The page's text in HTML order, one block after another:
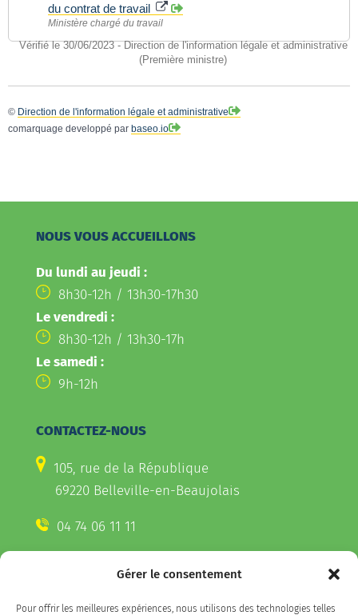
Gérer le consentement
Pour offrir les meilleures expériences, nous utilisons des technologies telles
Vérifié le 30/06/2023 - Direction de l'information légale et administrative
(Première ministre)
du contrat de travail
Ministère chargé du travail
© Direction de l'information légale et administrative
comarquage developpé par baseo.io
NOUS VOUS ACCUEILLONS
Du lundi au jeudi :
8h30-12h / 13h30-17h30
Le vendredi :
8h30-12h / 13h30-17h
Le samedi :
9h-12h
CONTACTEZ-NOUS
105, rue de la République
69220 Belleville-en-Beaujolais
04 74 06 11 11
CONTACTEZ-NOUS